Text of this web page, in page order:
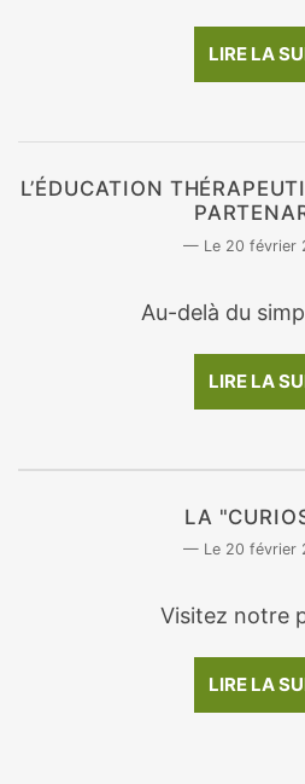
LIRE LA
L’ÉDUCATION
20 février
Au-delà du
LIRE LA
LA
20 février
Visitez notre
LIRE LA